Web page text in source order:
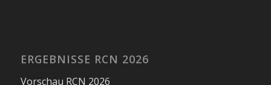
ERGEBNISSE RCN 2026
Vorschau RCN 2026